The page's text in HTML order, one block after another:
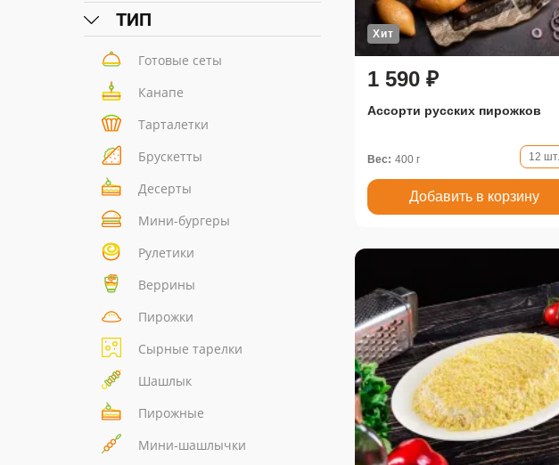
ТИП
Готовые сеты
Канапе
Тарталетки
Брускетты
Десерты
Мини-бургеры
Рулетики
Веррины
Пирожки
Сырные тарелки
Шашлык
Пирожные
Мини-шашлычки
Хит
1 590 ₽
Ассорти русских пирожков
Вес: 400 г 12 шт.
Добавить в корзину